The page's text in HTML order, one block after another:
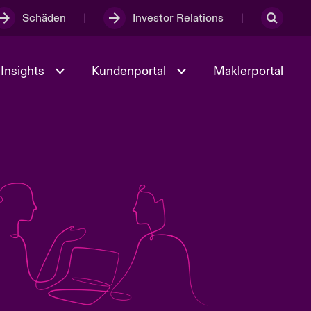
Schäden Investor Relations
Full Spectrum Cyber
Kundenportal Maklerportal